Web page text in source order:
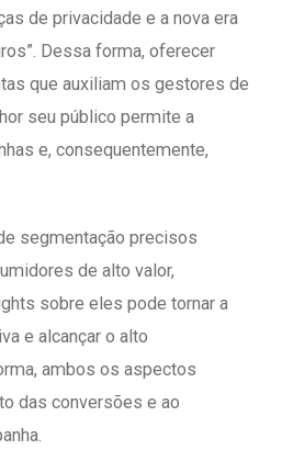
de privacidade e a nova era
Dessa forma, oferecer
que auxiliam os gestores de
seu público permite a
e, consequentemente,
segmentação precisos
de alto valor,
sobre eles pode tornar a
e alcançar o alto
ambos os aspectos
das conversões e ao